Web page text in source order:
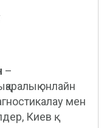
–
онлайн
мен
Киев қ.